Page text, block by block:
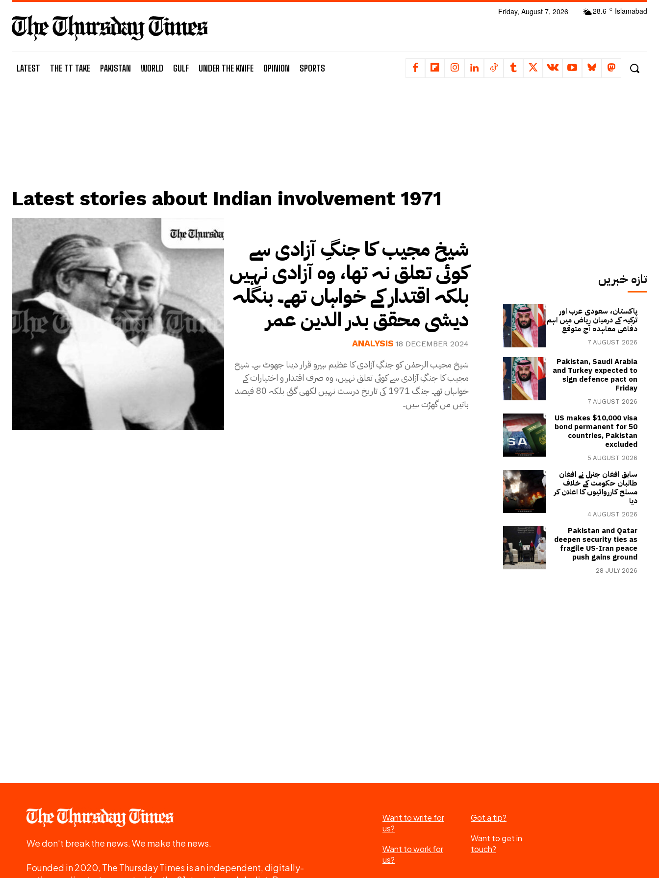
28.6 C Islamabad
Friday, August 7, 2026
LATEST THE TT TAKE PAKISTAN WORLD GULF UNDER THE KNIFE OPINION SPORTS
Latest stories about Indian involvement 1971
شیخ مجیب کا جنگِ آزادی سے
کوئی تعلق نہ تھا، وہ آزادی نہیں
بلکہ اقتدار کے خواہاں تھے۔ بنگلہ
دیشی محقق بدر الدین عمر
ANALYSIS 18 DECEMBER 2024
شیخ مجیب الرحمٰن کو جنگِ آزادی کا عظیم ہیرو قرار دینا جھوٹ ہے۔ شیخ
مجیب کا جنگِ آزادی سے کوئی تعلق نہیں، وہ صرف اقتدار و اختیارات کے
خواہاں تھے۔ جنگ 1971 کی تاریخ درست نہیں لکھی گئی بلکہ 80 فیصد
باتیں من گھڑت ہیں۔
تازہ خبریں
پاکستان، سعودی عرب اور
ترکیہ کے درمیان ریاض میں اہم
دفاعی معاہدہ آج متوقع
7 AUGUST 2026
Pakistan, Saudi Arabia
and Turkey expected to
sign defence pact on
Friday
7 AUGUST 2026
US makes $10,000 visa
bond permanent for 50
countries, Pakistan
excluded
5 AUGUST 2026
سابق افغان جنرل نے افغان
طالبان حکومت کے خلاف
مسلح کارروائیوں کا اعلان کر
دیا
4 AUGUST 2026
Pakistan and Qatar
deepen security ties as
fragile US-Iran peace
push gains ground
28 JULY 2026
We don't break the news. We make the news.
Founded in 2020, The Thursday Times is an independent, digitally-
Want to write for
us?
Want to work for
us?
Got a tip?
Want to get in
touch?